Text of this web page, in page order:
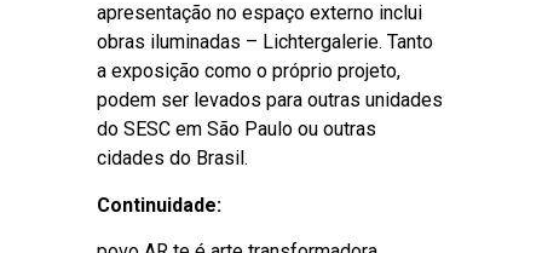
apresentação no espaço externo inclui
obras iluminadas – Lichtergalerie. Tanto
a exposição como o próprio projeto,
podem ser levados para outras unidades
do SESC em São Paulo ou outras
cidades do Brasil.
Continuidade: